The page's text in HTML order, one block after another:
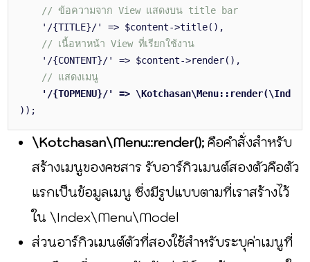
// ข้อความจาก View แสดงบน title bar
'/{TITLE}/' => $content->title(),
// เนื้อหาหน้า View ที่เรียกใช้งาน
'/{CONTENT}/' => $content->render(),
// แสดงเมนู
'/{TOPMENU}/' =>
));
\Kotchasan\Menu::render(); คือคำสั่งสำหรับ
สร้างเมนูของคชสาร รับอาร์กิวเมนต์สองตัวคือตัว
แรกเป็นข้อมูลเมนู ซึ่งมีรูปแบบตามที่เราสร้างไว้
ใน \Index\Menu\Model
ส่วนอาร์กิวเมนต์ตัวที่สองใช้สำหรับระบุค่าเมนูที่